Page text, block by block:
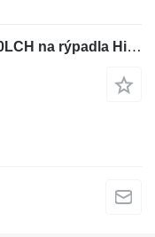
Hydraulický joystick Hitachi ZX650LCH na rýpadla Hitachi ZX650LCH